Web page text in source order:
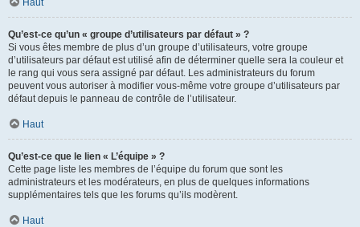
Haut
Qu’est-ce qu’un « groupe d’utilisateurs par défaut » ?
Si vous êtes membre de plus d’un groupe d’utilisateurs, votre groupe
d’utilisateurs par défaut est utilisé afin de déterminer quelle sera la couleur et
le rang qui vous sera assigné par défaut. Les administrateurs du forum
peuvent vous autoriser à modifier vous-même votre groupe d’utilisateurs par
défaut depuis le panneau de contrôle de l’utilisateur.
Haut
Qu’est-ce que le lien « L’équipe » ?
Cette page liste les membres de l’équipe du forum que sont les
administrateurs et les modérateurs, en plus de quelques informations
supplémentaires tels que les forums qu’ils modèrent.
Haut